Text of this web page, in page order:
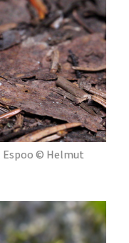
Espoo © Helmut